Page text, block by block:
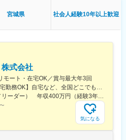
り上流工程へ挑戦したい方や、電気設計
るエンジニアとしての未来がある：
倒的なお取引社数を誇る当社。当社独
あり、当社だからこそ挑戦できる仕事が
グ制度＞
で多様なプロジェクトや職種に応募で
アドバイザーの支援で挑戦しやすい環
しい分野への挑戦が広がり、主体的に成
宮城県 社会人経験10年以上歓迎
株式会社
モート・在宅OK／賞与最大年3回
〜
気になる